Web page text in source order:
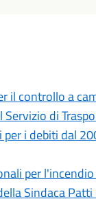
il controllo a
di
i debiti dal
per l'incendio
Sindaca